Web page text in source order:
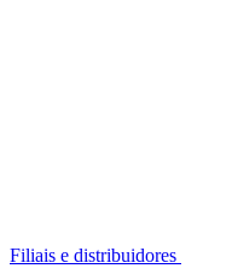
Filiais e distribuidores